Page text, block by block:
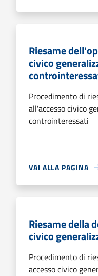
Riesame
civico
Procedimento di
all'accesso civico
controinteressati
VAI ALLA PAGINA
Riesame della
civico
Procedimento di
accesso civico